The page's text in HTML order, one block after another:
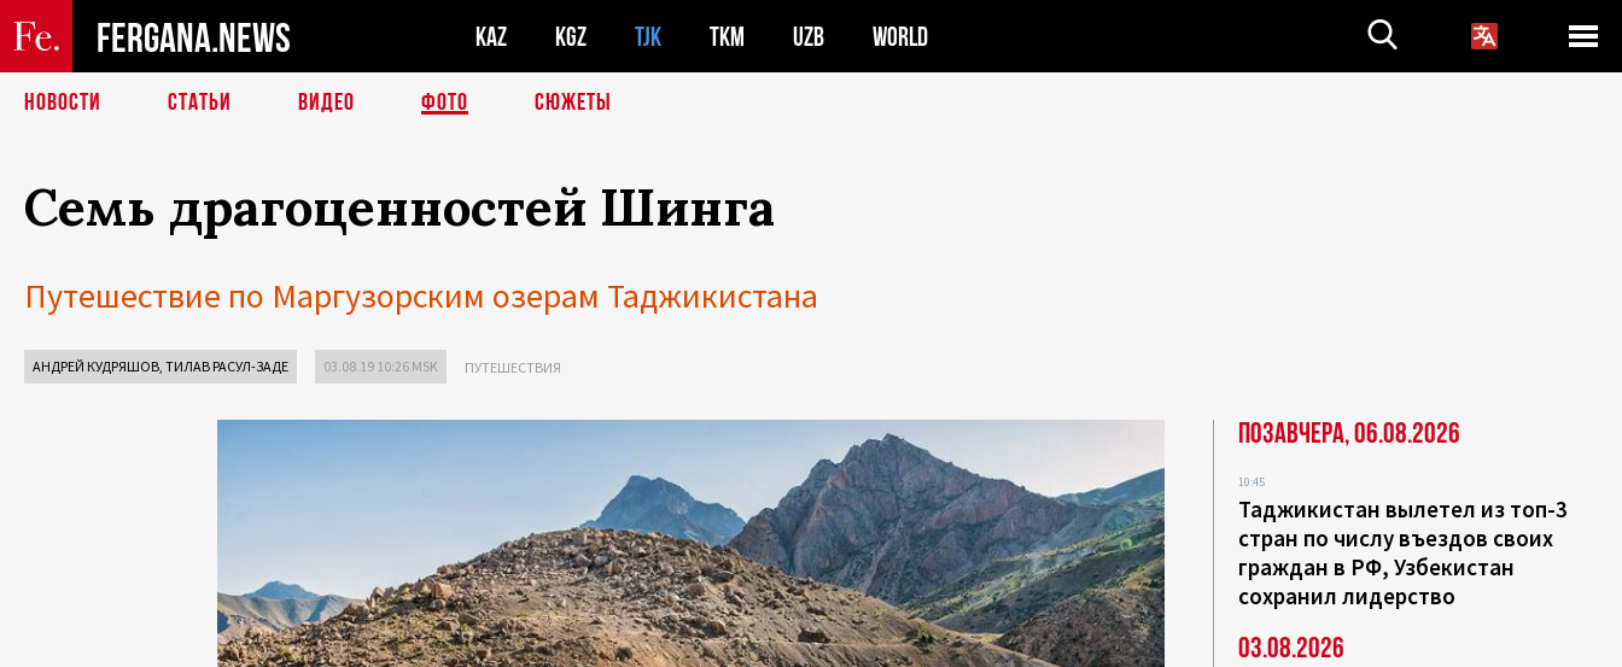
FERGANA.NEWS KAZ KGZ TJK TKM UZB WORLD
НОВОСТИ СТАТЬИ ВИДЕО ФОТО СЮЖЕТЫ
Семь драгоценностей Шинга
Путешествие по Маргузорским озерам Таджикистана
АНДРЕЙ КУДРЯШОВ, ТИЛАВ РАСУЛ-ЗАДЕ 03.08.19 10:26 MSK ПУТЕШЕСТВИЯ
Позавчера, 06.08.2026
10:45
Таджикистан вылетел из топ-3
стран по числу въездов своих
граждан в РФ, Узбекистан
сохранил лидерство
03.08.2026